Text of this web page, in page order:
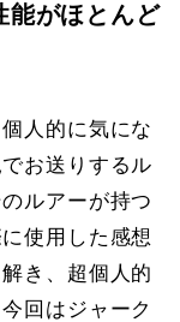
能がほとんど
人的に気にな
お送りするル
ルアーが持つ
使用した感想
き、超個人的
回はジャーク